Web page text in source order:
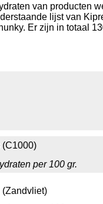
tellen
van producten
lijst van
Er zijn in totaal
(C1000)
per 100 gr.
(Zandvliet)